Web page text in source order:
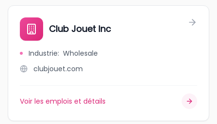
Club Jouet Inc
Industrie: Wholesale
clubjouet.com
Voir les emplois et détails